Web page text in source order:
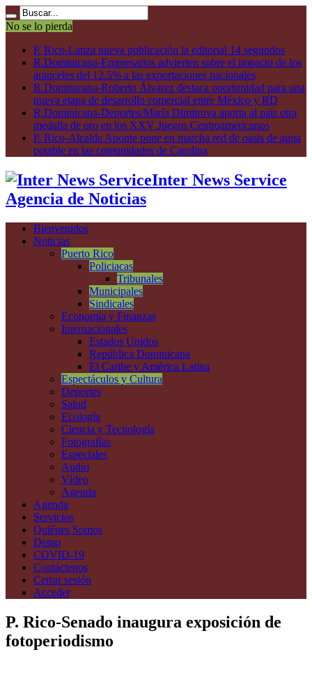
No se lo pierda
P. Rico-Lanza nueva publicación la editorial 14 segundos
R.Dominicana-Empresarios advierten sobre el impacto de los
aranceles del 12.5% a las exportaciones nacionales
R.Dominicana-Roberto Álvarez destaca oportunidad para una
nueva etapa de desarrollo comercial entre México y RD
R.Dominicana-Deportes/María Dimitrova aporta al país otra
medalla de oro en los XXV Juegos Centroamericanos
P. Rico-Alcalde Aponte pone en marcha red de oasis de agua
potable en las comunidades de Carolina
Inter News Service
Agencia de Noticias
Bienvenidos
Noticias
Puerto Rico
Policiacas
Tribunales
Municipales
Sindicales
Economía y Finanzas
Internacionales
Estados Unidos
República Dominicana
El Caribe y América Latina
Espectáculos y Cultura
Deportes
Salud
Ecología
Ciencia y Tecnología
Fotografías
Especiales
Audio
Vídeo
Agenda
Agenda
Servicios
Quiénes Somos
Demo
COVID-19
Contáctenos
Cerrar sesión
Acceder
P. Rico-Senado inaugura exposición de
fotoperiodismo